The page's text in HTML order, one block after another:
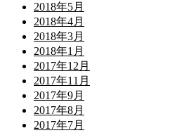
2018年5月
2018年4月
2018年3月
2018年1月
2017年12月
2017年11月
2017年9月
2017年8月
2017年7月